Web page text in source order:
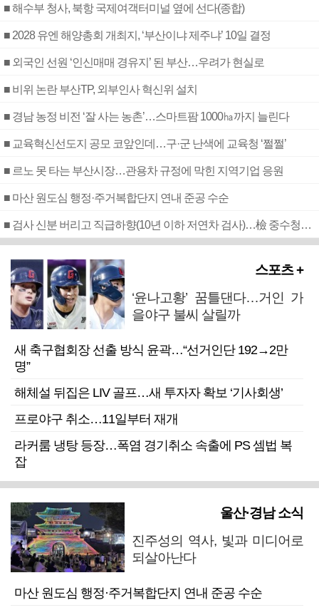
■ 해수부 청사, 북항 국제여객터미널 옆에 선다(종합)
■ 2028 유엔 해양총회 개최지, ‘부산이냐 제주냐’ 10일 결정
■ 외국인 선원 ‘인신매매 경유지’ 된 부산…우려가 현실로
■ 비위 논란 부산TP, 외부인사 혁신위 설치
■ 경남 농정 비전 ‘잘 사는 농촌’…스마트팜 1000㏊까지 늘린다
■ 교육혁신선도지 공모 코앞인데…구·군 난색에 교육청 ‘쩔쩔’
■ 르노 못 타는 부산시장…관용차 규정에 막힌 지역기업 응원
■ 마산 원도심 행정·주거복합단지 연내 준공 수순
■ 검사 신분 버리고 직급하향(10년 이하 저연차 검사)…檢 중수청행 기피
스포츠 +
‘윤나고황’ 꿈틀댄다…거인 가
을야구 불씨 살릴까
새 축구협회장 선출 방식 윤곽…“선거인단 192→2만
명”
해체설 뒤집은 LIV 골프…새 투자자 확보 ‘기사회생’
프로야구 취소…11일부터 재개
라커룸 냉탕 등장…폭염 경기취소 속출에 PS 셈법 복
잡
울산·경남 소식
진주성의 역사, 빛과 미디어로
되살아난다
마산 원도심 행정·주거복합단지 연내 준공 수순